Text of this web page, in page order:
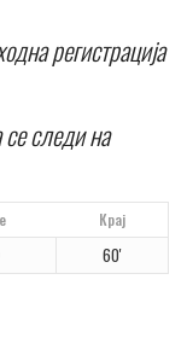
регистрација
следи на
Крај
60'